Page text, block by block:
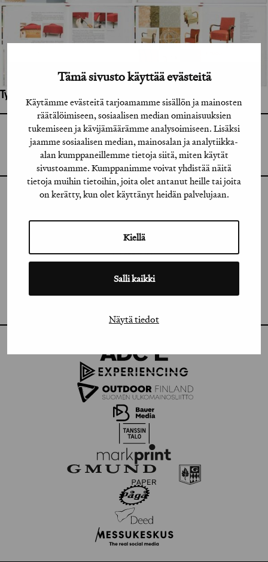
Tämä sivusto käyttää evästeitä
Käytämme evästeitä tarjoamamme sisällön ja mainosten
räätälöimiseen, sosiaalisen median ominaisuuksien
tukemiseen ja kävijämäärämme analysoimiseen. Lisäksi
jaamme sosiaalisen median, mainosalan ja analytiikka-
alan kumppaneillemme tietoja siitä, miten käytät
sivustoamme. Kumppanimme voivat yhdistää näitä
tietoja muihin tietoihin, joita olet antanut heille tai joita
on kerätty, kun olet käyttänyt heidän palvelujaan.
Kiellä
Salli kaikki
Näytä tiedot
Työhön osallistuneet henkilöt / tahot:
GRAFIA RY
GRAFIA(AT)GRAFIA.FI
UUDENMAANKATU 11 B 9,
00120 HELSINKI
INSTAGRAM
FACEBOOK
VIMEO